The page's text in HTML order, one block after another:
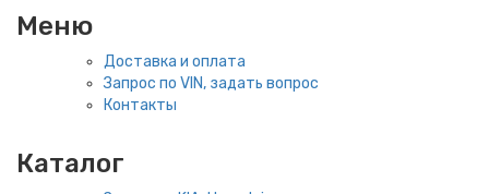
Меню
Доставка и оплата
Запрос по VIN, задать вопрос
Контакты
Каталог